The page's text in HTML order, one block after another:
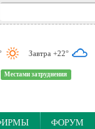
Завтра +22°
Местами затруднения
ФОРУМ